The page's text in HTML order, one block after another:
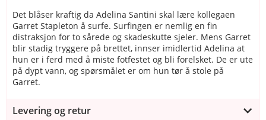
Det blåser kraftig da Adelina Santini skal lære kollegaen
Garret Stapleton å surfe. Surfingen er nemlig en fin
distraksjon for to sårede og skadeskutte sjeler. Mens Garret
blir stadig tryggere på brettet, innser imidlertid Adelina at
hun er i ferd med å miste fotfestet og bli forelsket. De er ute
på dypt vann, og spørsmålet er om hun tør å stole på
Garret.
Levering og retur